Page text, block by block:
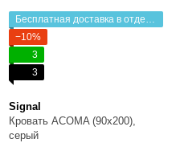
Бесплатная доставка в отделение НП
−10%
3
3
Signal
Кровать ACOMA (90х200),
серый